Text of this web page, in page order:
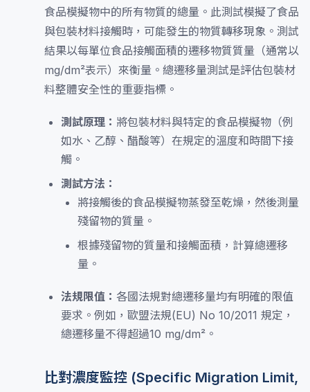
食品模擬物中的所有物質的總量。此測試模擬了食品
與包裝材料接觸時，可能發生的物質轉移現象。測試
結果以每單位食品接觸面積的遷移物質質量（通常以
mg/dm²表示）來衡量。總遷移量測試是評估包裝材
料整體安全性的重要指標。
測試原理： 將包裝材料與特定的食品模擬物（例
如水、乙醇、醋酸等）在規定的溫度和時間下接
觸。
測試方法：
將接觸後的食品模擬物蒸發至乾燥，然後測量
殘留物的質量。
根據殘留物的質量和接觸面積，計算總遷移
量。
法規限值： 各國法規對總遷移量均有明確的限值
要求。例如，歐盟法規(EU) No 10/2011 規定，
總遷移量不得超過10 mg/dm²。
比對濃度監控 (Specific Migration Limit,